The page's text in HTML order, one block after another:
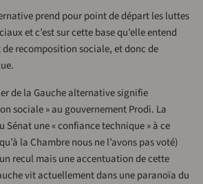
prend pour point de départ les luttes
et c’est sur cette base qu’elle entend
recomposition sociale, et donc de
de la Gauche alternative signifie
sociale » au gouvernement Prodi. La
Sénat une « confiance technique » à ce
la Chambre nous ne l’avons pas voté)
recul mais une accentuation de cette
vit actuellement dans une paranoïa du